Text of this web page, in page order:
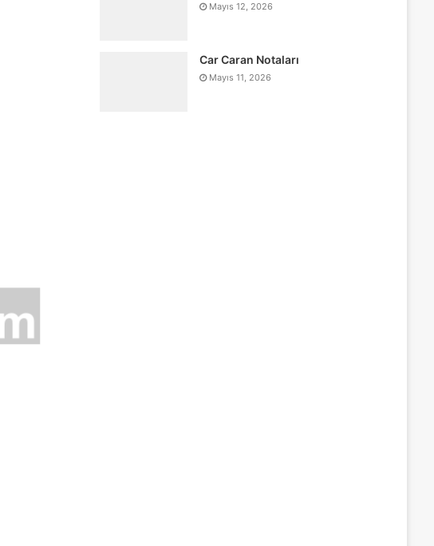
Mayıs 12, 2026
Car Caran Notaları
Mayıs 11, 2026